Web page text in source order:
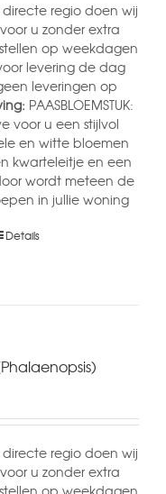
directe regio doen wij
u zonder extra
op weekdagen
levering de dag
leveringen op
PAASBLOEMSTUK:
voor u een stijlvol
en witte bloemen
kwarteleitje en een
wordt meteen de
in jullie woning
Details
directe regio doen wij
u zonder extra